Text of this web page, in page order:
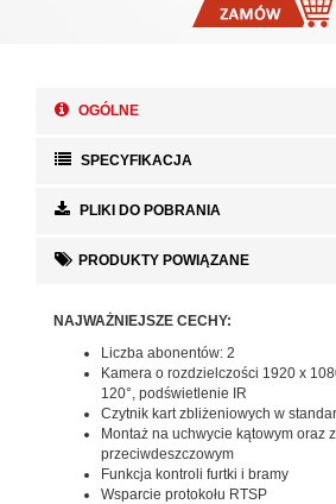
OGÓLNE
SPECYFIKACJA
PLIKI DO POBRANIA
PRODUKTY POWIĄZANE
NAJWAŻNIEJSZE CECHY:
Liczba abonentów: 2
Kamera o rozdzielczości 1920 x
120°, podświetlenie IR
Czytnik kart zbliżeniowych w
Montaż na uchwycie kątowym oraz
przeciwdeszczowym
Funkcja kontroli furtki i bramy
Wsparcie protokołu RTSP